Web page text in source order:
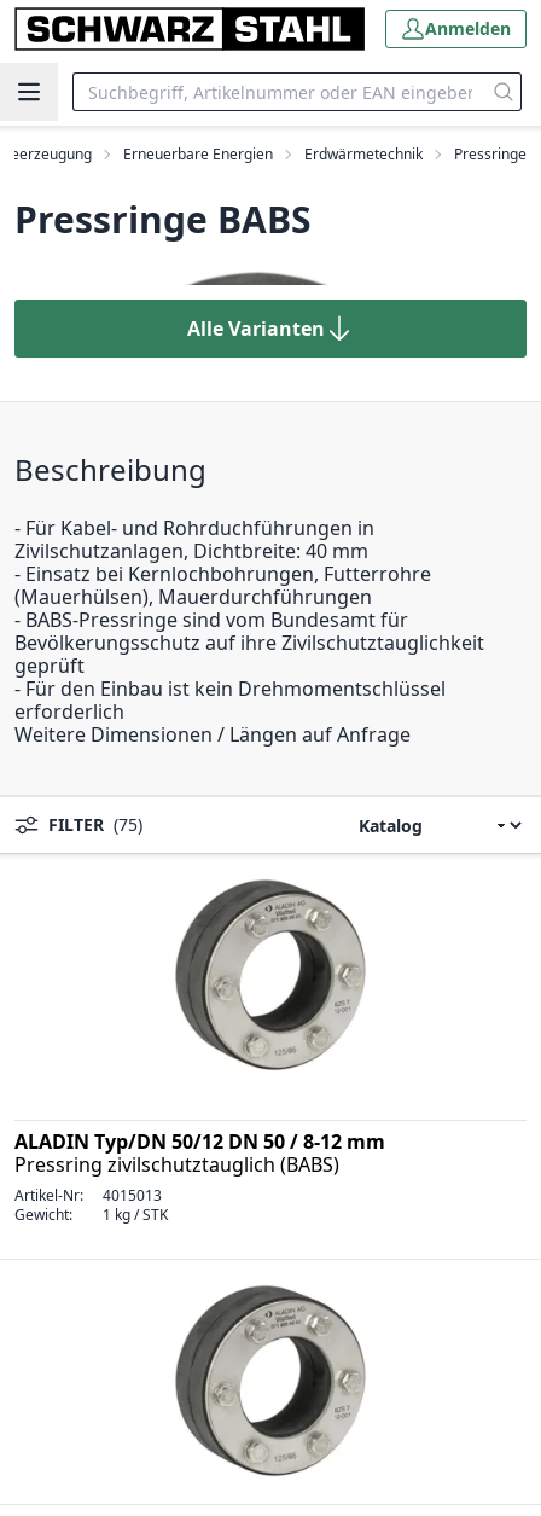
Anmelden
Erneuerbare Energien Erdwärmetechnik Pressringe
Pressringe BABS
Alle Varianten
Beschreibung
- Für Kabel- und Rohrduchführungen in
Zivilschutzanlagen, Dichtbreite: 40 mm
- Einsatz bei Kernlochbohrungen, Futterrohre
(Mauerhülsen), Mauerdurchführungen
- BABS-Pressringe sind vom Bundesamt für
Bevölkerungsschutz auf ihre Zivilschutztauglichkeit
geprüft
- Für den Einbau ist kein Drehmomentschlüssel
erforderlich
Weitere Dimensionen / Längen auf Anfrage
FILTER (75)
ALADIN Typ/DN 50/12 DN 50 / 8-12 mm
Pressring zivilschutztauglich (BABS)
Artikel-Nr:
4015013
Gewicht:
1 kg / STK